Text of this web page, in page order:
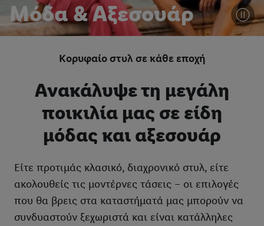
Μόδα & Αξεσουάρ
Κορυφαίο στυλ σε κάθε εποχή
Ανακάλυψε τη μεγάλη
ποικιλία μας σε είδη
μόδας και αξεσουάρ
Είτε προτιμάς κλασικό, διαχρονικό στυλ, είτε
ακολουθείς τις μοντέρνες τάσεις – οι επιλογές
που θα βρεις στα καταστήματά μας μπορούν να
συνδυαστούν ξεχωριστά και είναι κατάλληλες